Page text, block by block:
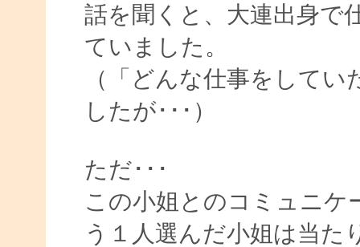
話を聞くと、大連出身で
ていました。
（「どんな仕事をして
したが･･･）
ただ･･･
この小姐とのコミュニ
う１人選んだ小姐は当た